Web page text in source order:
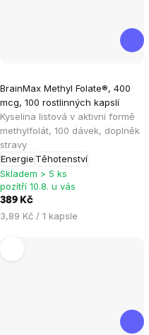
BrainMax Methyl Folate®, 400
mcg, 100 rostlinných kapslí
Kyselina listová v aktivní formě
methylfolát, 100 dávek, doplněk
stravy
Energie Těhotenství
hodnocení
produktu
je
5,0
z
5
hvězdiček.
Skladem > 5 ks
pozítří 10.8. u vás
389 Kč
Měrná
3,89 Kč / 1 kapsle